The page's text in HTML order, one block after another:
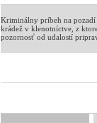
Kriminálny príbeh na
krádež v klenotníctve, z
pozornosť od udalostí